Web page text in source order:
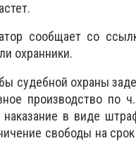
сообщает со
охранники.
судебной охраны
производство по
наказание в виде
свободы на